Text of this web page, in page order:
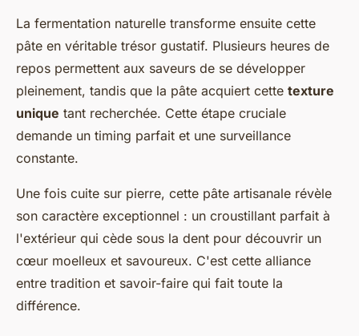
La fermentation naturelle transforme ensuite cette
pâte en véritable trésor gustatif. Plusieurs heures de
repos permettent aux saveurs de se développer
pleinement, tandis que la pâte acquiert cette texture
unique tant recherchée. Cette étape cruciale
demande un timing parfait et une surveillance
constante.
Une fois cuite sur pierre, cette pâte artisanale révèle
son caractère exceptionnel : un croustillant parfait à
l'extérieur qui cède sous la dent pour découvrir un
cœur moelleux et savoureux. C'est cette alliance
entre tradition et savoir-faire qui fait toute la
différence.